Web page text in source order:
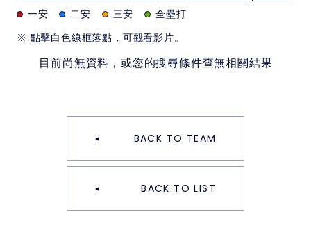
一安 二安 三安
全壘打
※ 點擊白色線框落點，可觀看影片。
目前尚無資料，或您的搜尋條件查無相關結果
BACK TO TEAM
BACK TO LIST